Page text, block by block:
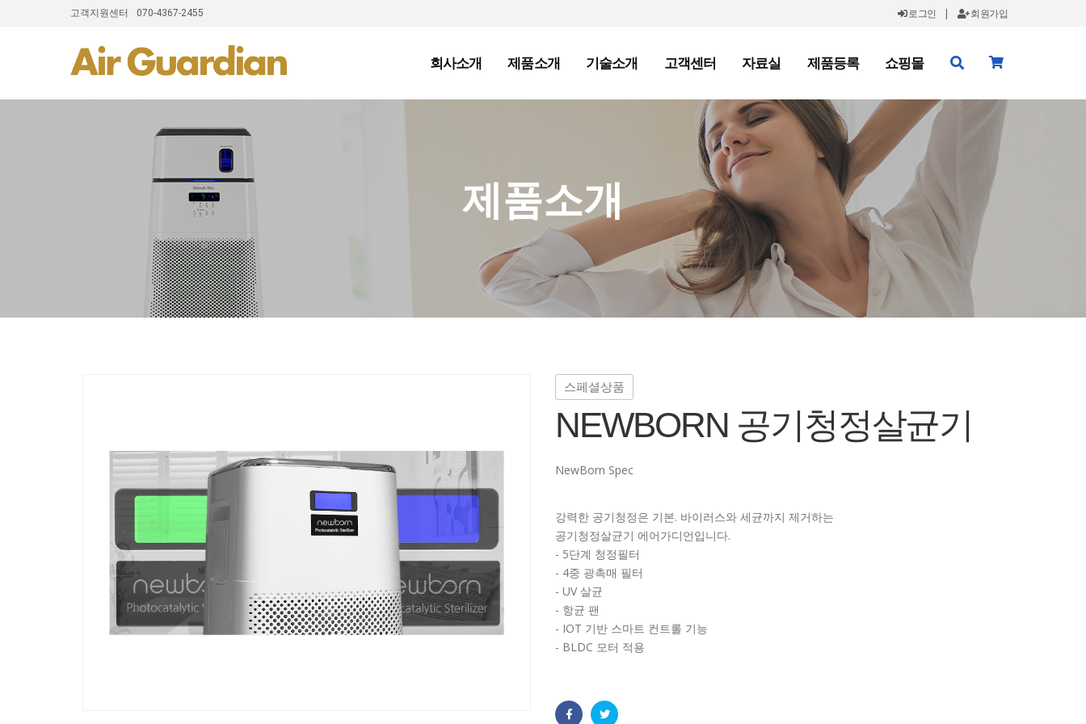
고객지원센터 070-4367-2455 로그인 | 회원가입
회사소개 제품소개 기술소개 고객센터 자료실 제품등록 쇼핑몰
제품소개
스페셜상품
NEWBORN 공기청정살균기
NewBorn Spec
강력한 공기청정은 기본. 바이러스와 세균까지 제거하는
공기청정살균기 에어가디언입니다.
- 5단계 청정필터
- 4중 광촉매 필터
- UV 살균
- 항균 팬
- IOT 기반 스마트 컨트롤 기능
- BLDC 모터 적용